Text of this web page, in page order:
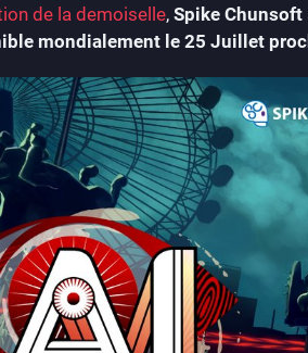
de la demoiselle, Spike Chunsoft
mondialement le 25 Juillet